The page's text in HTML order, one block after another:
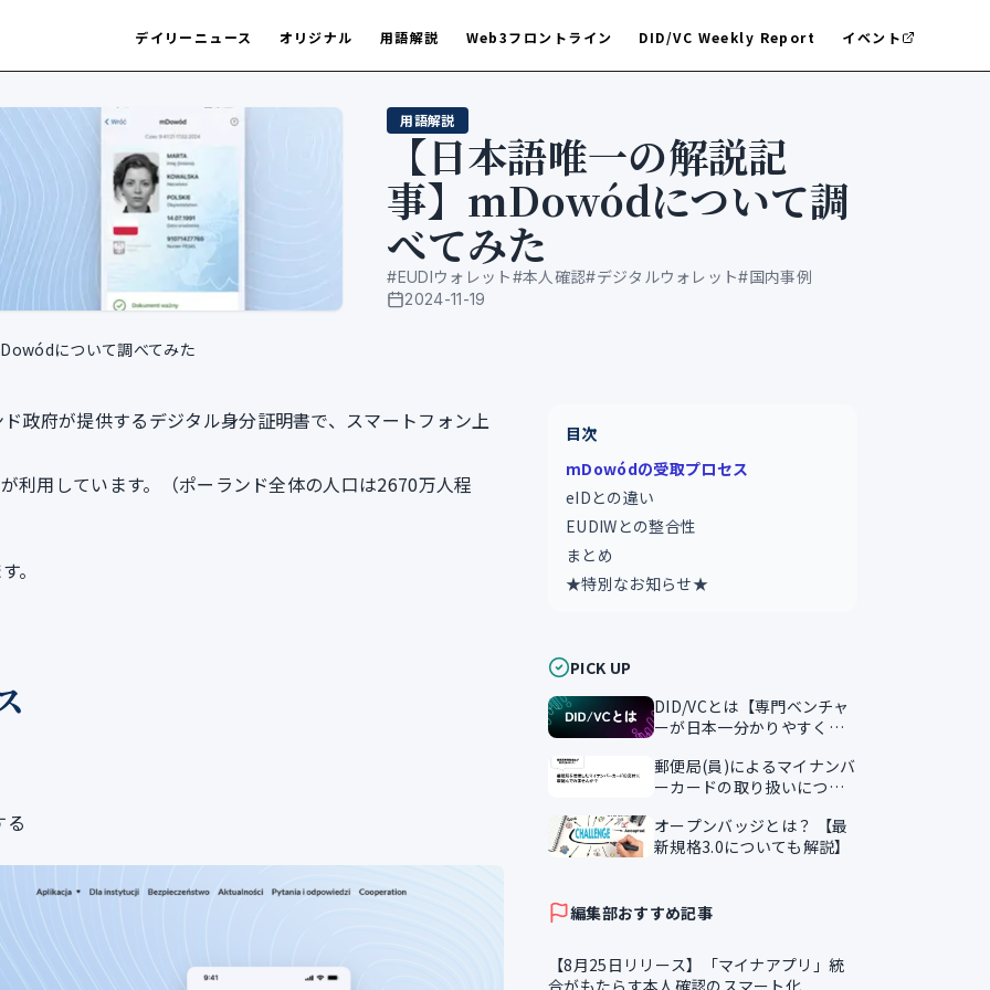
デイリーニュース オリジナル 用語解説 Web3フロントライン DID/VC Weekly Report イベント
用語解説
【日本語唯一の解説記
事】mDowódについて調
べてみた
#EUDIウォレット#本人確認#デジタルウォレット#国内事例
公開日
2024-11-19
について調べてみた
政府が提供するデジタル身分証明書で、スマートフォン上
利用しています。（ポーランド全体の人口は2670万人程
。
目次
mDowódの受取プロセス
eIDとの違い
EUDIWとの整合性
まとめ
★特別なお知らせ★
PICK UP
DID/VCとは【専門ベンチャ
ーが日本一分かりやすく解
郵便局(員)によるマイナンバ
ーカードの取り扱いについ
オープンバッジとは？ 【最
新規格3.0についても解説】
編集部おすすめ記事
【8月25日リリース】「マイナアプリ」統
合がもたらす本人確認のスマート化